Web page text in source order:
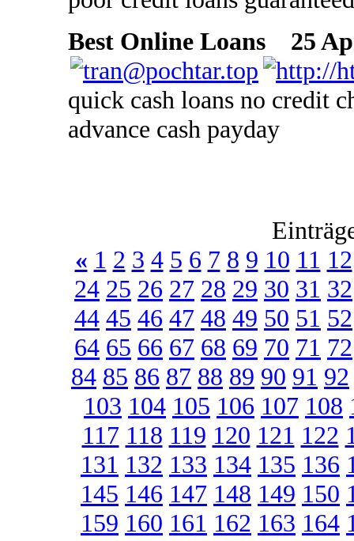
Best Online Loans
25
quick cash loans no credit
advance cash payday
« 1 2 3 4 5 6 7 8 9 10 11 12
24 25 26 27 28 29 30 31 32
44 45 46 47 48 49 50 51 52
64 65 66 67 68 69 70 71 72
84 85 86 87 88 89 90 91 92
103 104 105 106 107 108
117 118 119 120 121 122
131 132 133 134 135 136
145 146 147 148 149 150
159 160 161 162 163 164